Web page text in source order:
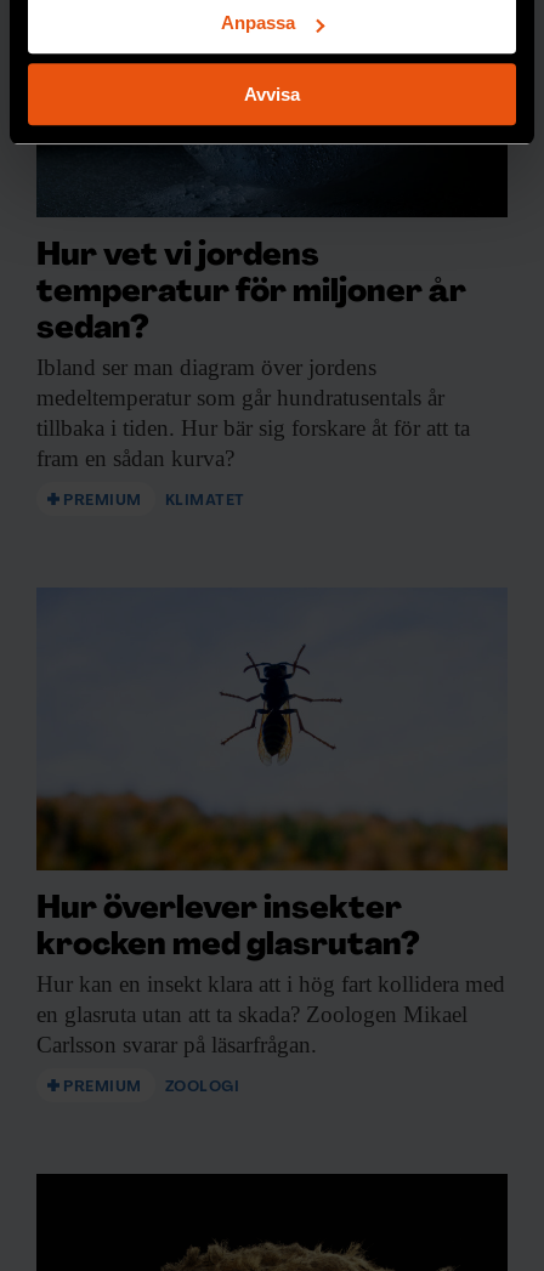
för specifika kännetecken (fingeravtryck)
Ta reda på mer om hur dina personliga uppgifter
helst från cookie-förklaringen.
Vi använder enhetsidentifierare för att anpassa innehållet
för sociala medier och analysera vår trafik. Vi
vidarebefordrar även sådana identifierare och annan
information från din enhet till de sociala medier och
annons- och analysföretag som vi samarbetar med.
Dessa kan i sin tur kombinera informationen med annan
information som du har tillhandahållit eller som de har
samlat in när du har använt deras tjänster.
Anpassa
Avvisa
Hur vet vi jordens
temperatur för miljoner år
sedan?
Ibland ser man diagram över jordens
medeltemperatur som går hundratusentals år
tillbaka i tiden. Hur bär sig forskare åt för att ta
fram en sådan kurva?
PREMIUM KLIMATET
Hur överlever insekter
krocken med glasrutan?
Hur kan en insekt klara att i hög fart kollidera med
en glasruta utan att ta skada? Zoologen Mikael
Carlsson svarar på läsarfrågan.
PREMIUM ZOOLOGI